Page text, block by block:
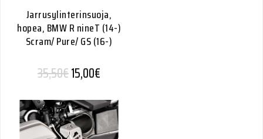
Jarrusylinterinsuoja,
hopea, BMW R nineT (14-)
Scram/ Pure/ GS (16-)
35,50€Alkuperäinen hinta oli: 35,50€.
15,00€